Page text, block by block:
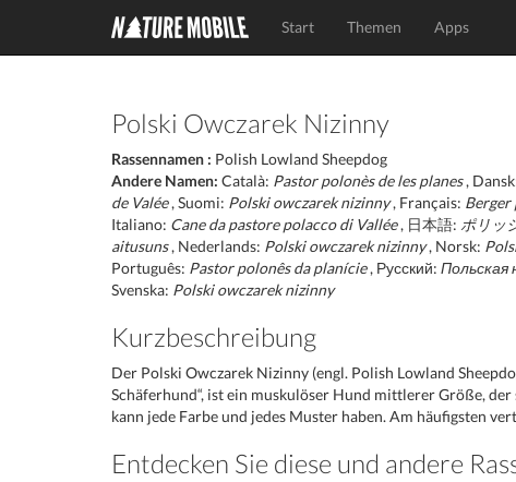
Start Themen Apps
Polski Owczarek Nizinny
Rassennamen : Polish Lowland Sheepdog
Andere Namen: Català: Pastor polonès de les planes,
de Valée, Suomi: Polski owczarek nizinny, Français: Berger
Italiano: Cane da pastore polacco di Vallée, 日本語: ポリッ
aitusuns, Nederlands: Polski owczarek nizinny, Norsk:
Português: Pastor polonês da planície, Русский: Польская
Svenska: Polski owczarek nizinny
Kurzbeschreibung
Der Polski Owczarek Nizinny (engl. Polish Lowland
Schäferhund“, ist ein muskulöser Hund mittlerer Größe,
kann jede Farbe und jedes Muster haben. Am häufigsten
Entdecken Sie diese und andere